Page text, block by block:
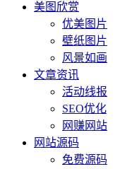
美图欣赏
优美图片
壁纸图片
风景如画
文章资讯
活动线报
SEO优化
网赚网站
网站源码
免费源码